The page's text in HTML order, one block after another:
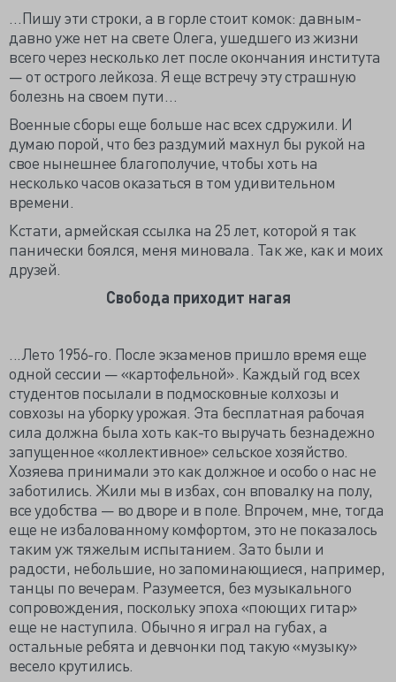
…Пишу эти строки, а в горле стоит комок: давным-
давно уже нет на свете Олега, ушедшего из жизни
всего через несколько лет после окончания института
— от острого лейкоза. Я еще встречу эту страшную
болезнь на своем пути…
Военные сборы еще больше нас всех сдружили. И
думаю порой, что без раздумий махнул бы рукой на
свое нынешнее благополучие, чтобы хоть на
несколько часов оказаться в том удивительном
времени.
Кстати, армейская ссылка на 25 лет, которой я так
панически боялся, меня миновала. Так же, как и моих
друзей.
Свобода приходит нагая
...Лето 1956-го. После экзаменов пришло время еще
одной сессии — «картофельной». Каждый год всех
студентов посылали в подмосковные колхозы и
совхозы на уборку урожая. Эта бесплатная рабочая
сила должна была хоть как-то выручать безнадежно
запущенное «коллективное» сельское хозяйство.
Хозяева принимали это как должное и особо о нас не
заботились. Жили мы в избах, сон вповалку на полу,
все удобства — во дворе и в поле. Впрочем, мне, тогда
еще не избалованному комфортом, это не показалось
таким уж тяжелым испытанием. Зато были и
радости, небольшие, но запоминающиеся, например,
танцы по вечерам. Разумеется, без музыкального
сопровождения, поскольку эпоха «поющих гитар»
еще не наступила. Обычно я играл на губах, а
остальные ребята и девчонки под такую «музыку»
весело крутились.